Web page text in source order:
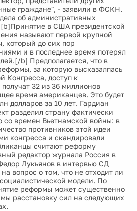
граждане", - заявили в ФСКН.
об административных
в США президентской
называют первой крупной
который до сих пор
и в последнее время потерял
b] Предполагается, что в
за которую высказалпась
Конгресса, доступ к
32 из 36 миллионов
время американцев. Это будет
долларов за 10 лет. Гардиан
разделил страну фактически
со времен Вьетнамской войны: в
противников этой идеи
конгресса и скандировали
считают реформу
редактор журнала Россия в
Лукьянов в интервью СД
вопрос о том, что не отходит ли
модели. По
реформы может существенно
расстановку сил на следующих